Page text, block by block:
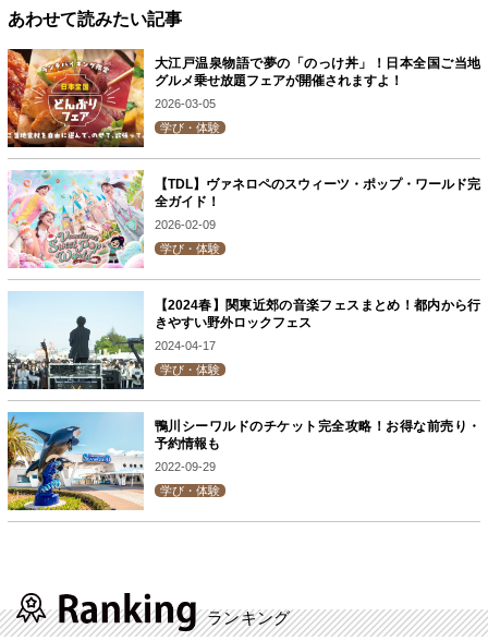
あわせて読みたい記事
大江戸温泉物語で夢の「のっけ丼」！日本全国ご当地
グルメ乗せ放題フェアが開催されますよ！
2026-03-05
学び・体験
【TDL】ヴァネロペのスウィーツ・ポップ・ワールド完
全ガイド！
2026-02-09
学び・体験
【2024春】関東近郊の音楽フェスまとめ！都内から行
きやすい野外ロックフェス
2024-04-17
学び・体験
鴨川シーワルドのチケット完全攻略！お得な前売り・
予約情報も
2022-09-29
学び・体験
ランキング